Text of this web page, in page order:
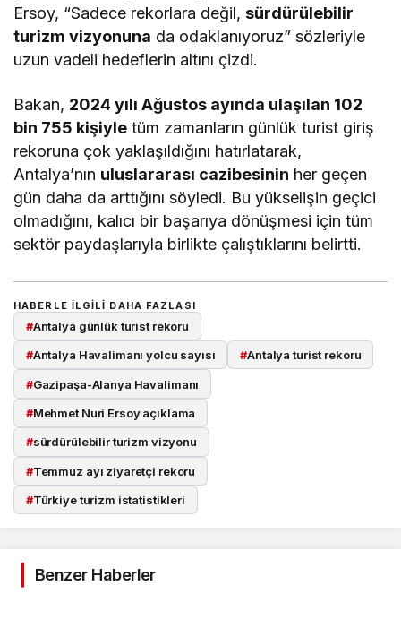
Ersoy, “Sadece rekorlara değil,sürdürülebilir
turizm vizyonuna da odaklanıyoruz” sözleriyle
uzun vadeli hedeflerin altını çizdi.
Bakan, 2024 yılı Ağustos ayında ulaşılan 102
bin 755 kişiyle tüm zamanların günlük turist giriş
rekoruna çok yaklaşıldığını hatırlatarak,
Antalya’nın uluslararası cazibesinin her geçen
gün daha da arttığını söyledi. Bu yükselişin geçici
olmadığını, kalıcı bir başarıya dönüşmesi için tüm
sektör paydaşlarıyla birlikte çalıştıklarını belirtti.
HABERLE ILGILI DAHA FAZLASI
#Antalya günlük turist rekoru
#Antalya Havalimanı yolcu sayısı #Antalya turist rekoru
#Gazipaşa-Alanya Havalimanı
#Mehmet Nuri Ersoy açıklama
#sürdürülebilir turizm vizyonu
#Temmuz ayı ziyaretçi rekoru
#Türkiye turizm istatistikleri
Benzer Haberler